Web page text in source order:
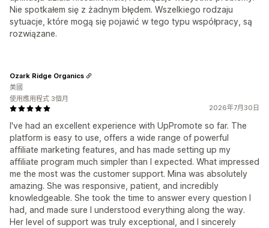
Nie spotkałem się z żadnym błędem. Wszelkiego rodzaju
sytuacje, które mogą się pojawić w tego typu współpracy, są
rozwiązane.
2026年7月30日
I've had an excellent experience with UpPromote so far. The
platform is easy to use, offers a wide range of powerful
affiliate marketing features, and has made setting up my
affiliate program much simpler than I expected. What impressed
me the most was the customer support. Mina was absolutely
amazing. She was responsive, patient, and incredibly
knowledgeable. She took the time to answer every question I
had, and made sure I understood everything along the way.
Her level of support was truly exceptional, and I sincerely
Ozark Ridge Organics
美國
使用應用程式 3個月